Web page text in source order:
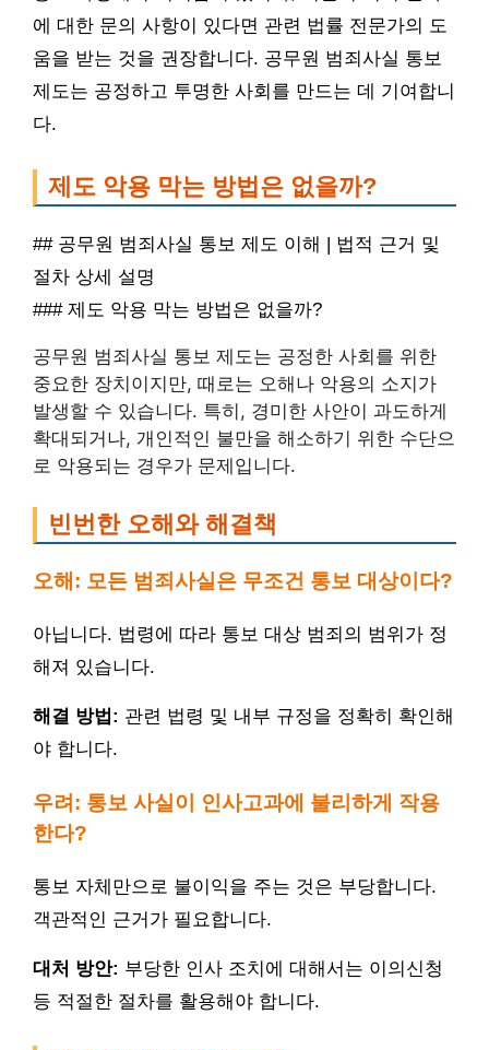
에 대한 문의 사항이 있다면 관련 법률 전문가의 도
움을 받는 것을 권장합니다. 공무원 범죄사실 통보
제도는 공정하고 투명한 사회를 만드는 데 기여합니
다.
제도 악용 막는 방법은 없을까?
## 공무원 범죄사실 통보 제도 이해 | 법적 근거 및
절차 상세 설명
### 제도 악용 막는 방법은 없을까?
공무원 범죄사실 통보 제도는 공정한 사회를 위한
중요한 장치이지만, 때로는 오해나 악용의 소지가
발생할 수 있습니다. 특히, 경미한 사안이 과도하게
확대되거나, 개인적인 불만을 해소하기 위한 수단으
로 악용되는 경우가 문제입니다.
빈번한 오해와 해결책
오해: 모든 범죄사실은 무조건 통보 대상이다?
아닙니다. 법령에 따라 통보 대상 범죄의 범위가 정
해져 있습니다.
해결 방법: 관련 법령 및 내부 규정을 정확히 확인해
야 합니다.
우려: 통보 사실이 인사고과에 불리하게 작용
한다?
통보 자체만으로 불이익을 주는 것은 부당합니다.
객관적인 근거가 필요합니다.
대처 방안: 부당한 인사 조치에 대해서는 이의신청
등 적절한 절차를 활용해야 합니다.